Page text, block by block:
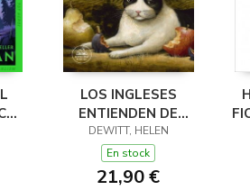
1)
LOS INGLESES
ENTIENDEN DE
LANA (Y OTROS
TRUCOS)
DEWITT, HELEN
En stock
21,90 €